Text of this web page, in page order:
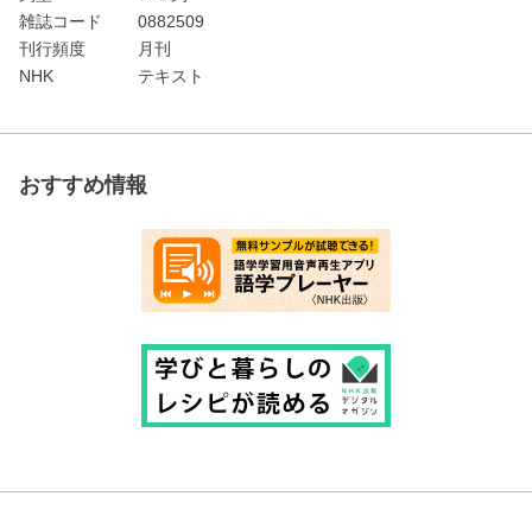
雑誌コード
0882509
刊行頻度
月刊
NHK
テキスト
おすすめ情報